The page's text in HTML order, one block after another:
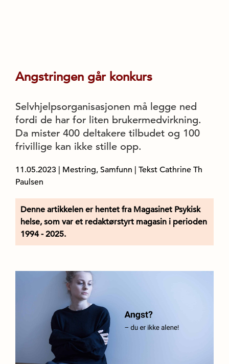
Angstringen går konkurs
Selvhjelpsorganisasjonen må legge ned
fordi de har for liten brukermedvirkning.
Da mister 400 deltakere tilbudet og 100
frivillige kan ikke stille opp.
11.05.2023 Mestring, Samfunn
| Tekst Cathrine Th
Paulsen
Denne artikkelen er hentet fra Magasinet Psykisk
helse, som var et redaktørstyrt magasin i perioden
1994 - 2025.